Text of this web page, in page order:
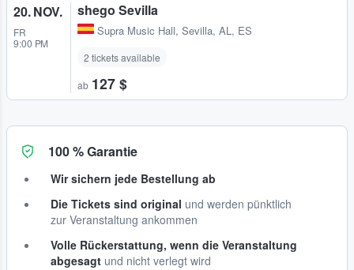
20. NOV.
FR
9:00 PM
shego Sevilla
Supra Music Hall, Sevilla, AL, ES
2 tickets available
ab 127 $
100 % Garantie
Wir sichern jede Bestellung ab
Die Tickets sind original und werden pünktlich
zur Veranstaltung ankommen
Volle Rückerstattung, wenn die Veranstaltung
abgesagt und nicht verlegt wird